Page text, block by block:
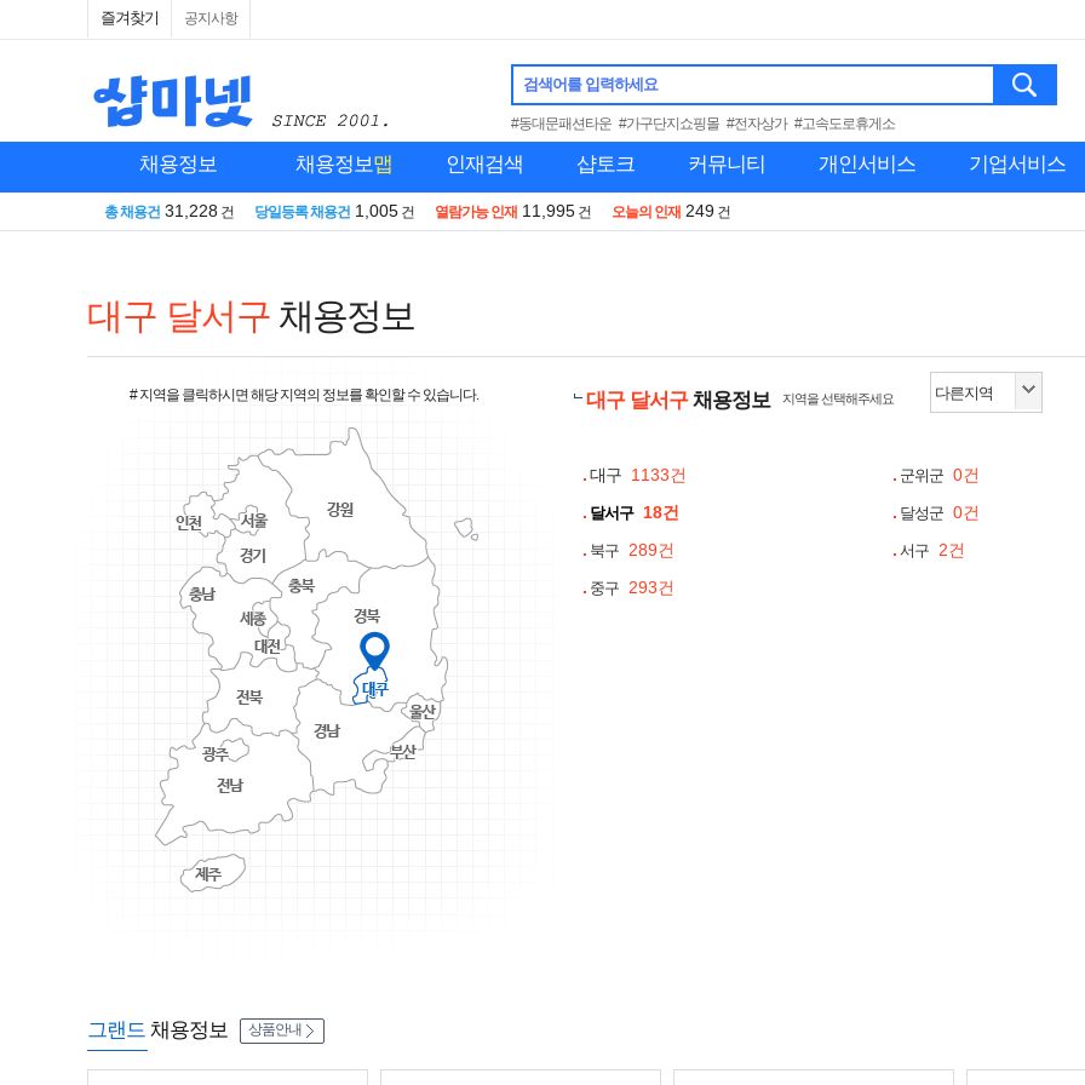
즐겨찾기 공지사항
검색어를 입력하세요
#동대문패션타운 #가구단지쇼핑몰 #전자상가 #고속도로휴게소
채용정보 채용정보맵 인재검색 샵토크 커뮤니티 개인서비스 기업서비스
총 채용건 31,228 건 당일등록 채용건 1,005 건 열람가능 인재 11,995 건 오늘의 인재 249 건
대구 달서구 채용정보
# 지역을 클릭하시면 해당 지역의 정보를 확인할 수 있습니다. 대구 달서구 채용정보 지역을 선택해주세요
대구 1133건 군위군 0건
달서구 18건 달성군 0건
북구 289건 서구 2건
중구 293건
그랜드 채용정보 상품안내